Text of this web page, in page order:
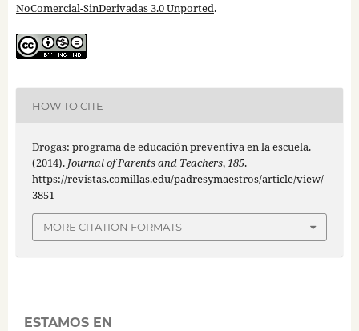
NoComercial-SinDerivadas 3.0 Unported.
HOW TO CITE
Drogas: programa de educación preventiva en la escuela.
(2014). Journal of Parents and Teachers,185.
https://revistas.comillas.edu/padresymaestros/article/view/
3851
MORE CITATION FORMATS
ESTAMOS EN